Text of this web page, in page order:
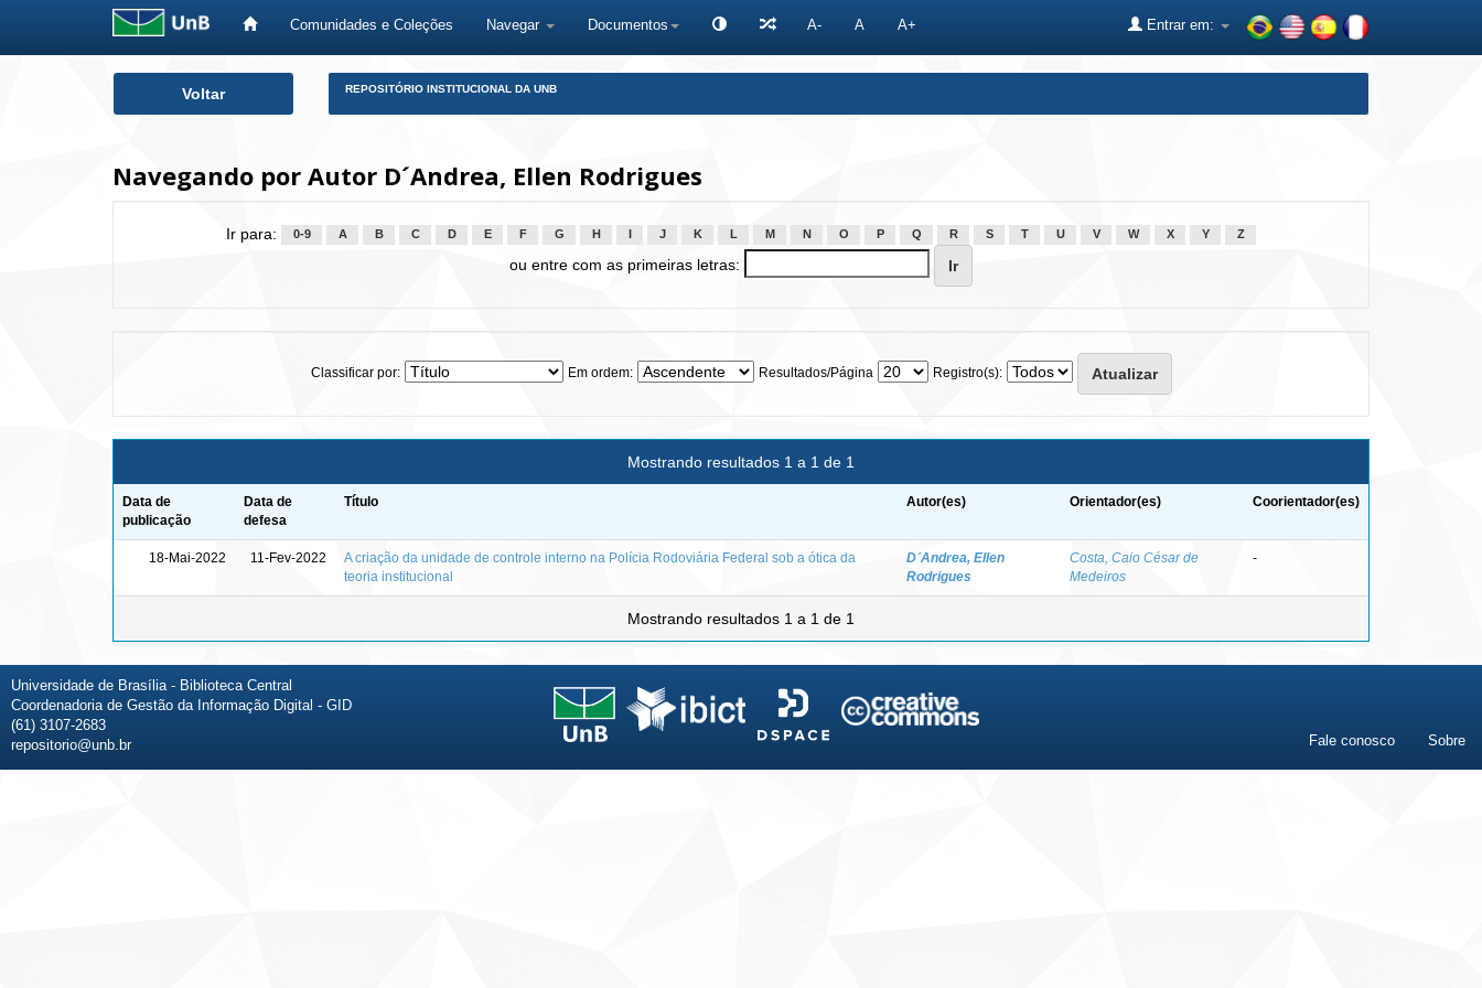
Comunidades e Coleções Navegar Documentos A- A A+ Entrar em:
Voltar REPOSITÓRIO INSTITUCIONAL DA UNB
Navegando por Autor D´Andrea, Ellen Rodrigues
Ir para: 0-9 A B C D E F G H J K L M N O P Q R S T U V W X Y Z
ou entre com as primeiras letras:
Classificar por: Em ordem: Resultados/Página Registro(s):
Mostrando resultados 1 a 1 de 1
Data de
publicação
Data de
defesa
Título Autor(es) Orientador(es) Coorientador(es)
18-Mai-2022 11-Fev-2022
A criação da unidade de controle interno na Polícia Rodoviária Federal sob a ótica da
teoria institucional
D´Andrea, Ellen
Rodrigues
Costa, Caio César de
Medeiros
-
Mostrando resultados 1 a 1 de 1
Universidade de Brasília - Biblioteca Central
Coordenadoria de Gestão da Informação Digital - GID
(61) 3107-2683
repositorio@unb.br
Fale conosco Sobre